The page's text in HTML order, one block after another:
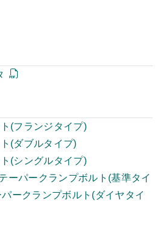
(フランジタイプ)
(ダブルタイプ)
(シングルタイプ)
ーパークランプボルト(基準タイ
ークランプボルト(ダイヤタイ